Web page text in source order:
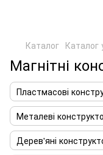
Каталог Каталог
Магнітні
Пластмасові
Металеві
Дерев'яні